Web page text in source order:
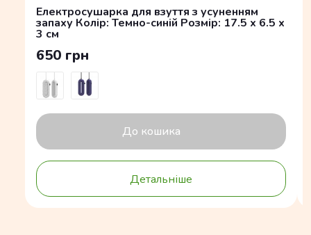
Електросушарка для взуття з усуненням
запаху Колір: Темно-синій Розмір: 17.5 x 6.5 x
3 см
650 грн
До кошика
Детальніше